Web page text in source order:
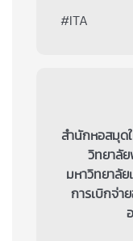
#ITA
สำนักหอสมุด
วิทยาลัย
มหาวิทยาลัย
การเบิกจ่า